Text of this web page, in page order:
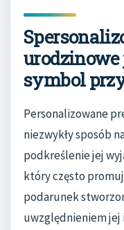
symbol
Personalizowane
niezwykły sposób
podkreślenie jej
który często
podarunek
uwzględnieniem